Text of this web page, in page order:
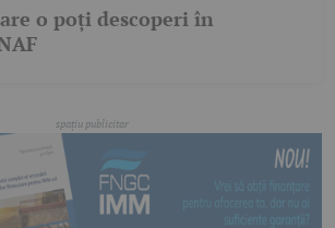
o poți descoperi în